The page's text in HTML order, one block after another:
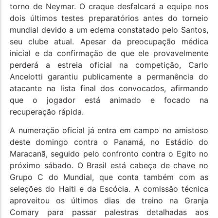
torno de Neymar. O craque desfalcará a equipe nos
dois últimos testes preparatórios antes do torneio
mundial devido a um edema constatado pelo Santos,
seu clube atual. Apesar da preocupação médica
inicial e da confirmação de que ele provavelmente
perderá a estreia oficial na competição, Carlo
Ancelotti garantiu publicamente a permanência do
atacante na lista final dos convocados, afirmando
que o jogador está animado e focado na
recuperação rápida.
A numeração oficial já entra em campo no amistoso
deste domingo contra o Panamá, no Estádio do
Maracanã, seguido pelo confronto contra o Egito no
próximo sábado. O Brasil está cabeça de chave no
Grupo C do Mundial, que conta também com as
seleções do Haiti e da Escócia. A comissão técnica
aproveitou os últimos dias de treino na Granja
Comary para passar palestras detalhadas aos